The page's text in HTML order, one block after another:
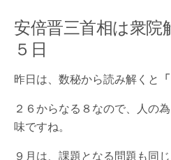
安倍晋三首相は衆院
５日
昨日は、数秘から読み解くと
２６からなる８なので、人の
味ですね。
９月は、課題となる問題も同